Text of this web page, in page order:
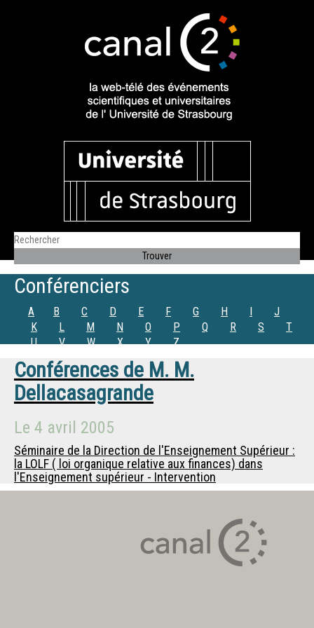
Conférenciers
A B C D E F G H I
J
K
L M N O P Q R S
T
U
V W X Y Z
Conférences de M. M.
Dellacasagrande
Le 4 avril 2005
Séminaire de la Direction de l'Enseignement Supérieur :
la LOLF ( loi organique relative aux finances) dans
l'Enseignement supérieur - Intervention